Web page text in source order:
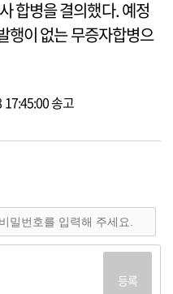
합병을 결의했다. 예정
행이 없는 무증자합병으
송고
등록